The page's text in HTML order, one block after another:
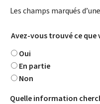
Les champs marqués
Avez-vous trouvé ce que
Oui
En partie
Non
Quelle information